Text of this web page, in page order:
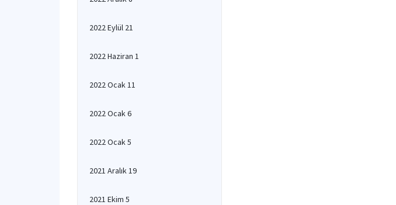
2022 Eylül 21
2022 Haziran 1
2022 Ocak 11
2022 Ocak 6
2022 Ocak 5
2021 Aralık 19
2021 Ekim 5